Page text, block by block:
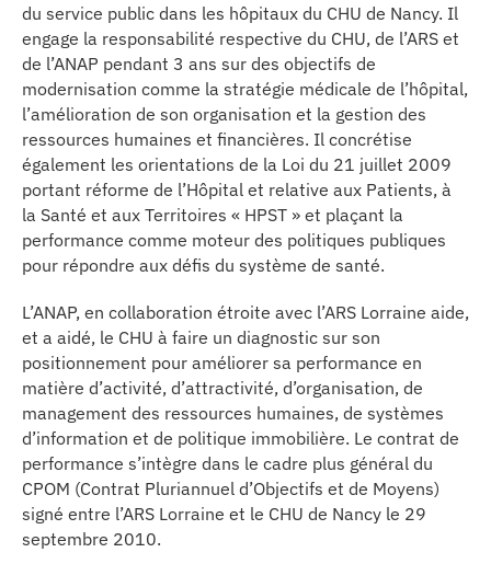
l’éditeur
du service public dans les hôpitaux du CHU de Nancy. Il
engage la responsabilité respective du CHU, de l’ARS et
de l’ANAP pendant 3 ans sur des objectifs de
modernisation comme la stratégie médicale de l’hôpital,
l’amélioration de son organisation et la gestion des
ressources humaines et financières. Il concrétise
également les orientations de la Loi du 21 juillet 2009
portant réforme de l’Hôpital et relative aux Patients, à
la Santé et aux Territoires « HPST » et plaçant la
performance comme moteur des politiques publiques
pour répondre aux défis du système de santé.
L’ANAP, en collaboration étroite avec l’ARS Lorraine aide,
et a aidé, le CHU à faire un diagnostic sur son
positionnement pour améliorer sa performance en
matière d’activité, d’attractivité, d’organisation, de
management des ressources humaines, de systèmes
d’information et de politique immobilière. Le contrat de
performance s’intègre dans le cadre plus général du
CPOM (Contrat Pluriannuel d’Objectifs et de Moyens)
signé entre l’ARS Lorraine et le CHU de Nancy le 29
septembre 2010.